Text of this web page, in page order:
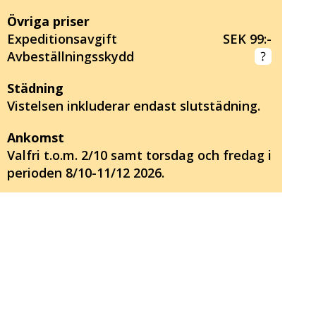
Övriga priser
Expeditionsavgift
SEK 99:-
Avbeställningsskydd
Städning
Vistelsen inkluderar endast slutstädning.
Ankomst
Valfri t.o.m. 2/10 samt torsdag och fredag i
perioden 8/10-11/12 2026.